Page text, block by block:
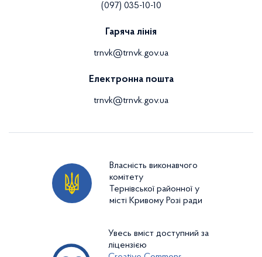
(097) 035-10-10
Гаряча лінія
trnvk@trnvk.gov.ua
Електронна пошта
trnvk@trnvk.gov.ua
Власність виконавчого
комітету
Тернівської районної у
місті Кривому Розі ради
Увесь вміст доступний за
ліцензією